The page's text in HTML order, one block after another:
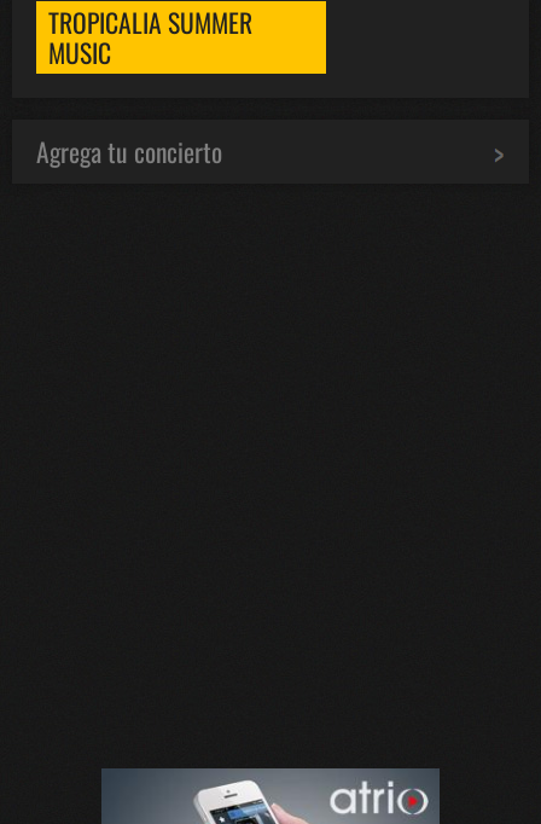
TROPICALIA SUMMER
MUSIC
Agrega tu concierto